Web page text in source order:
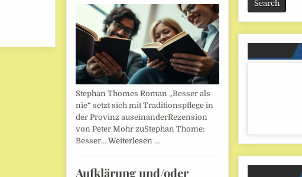
Stephan Thomes Roman „Besser als
nie“ setzt sich mit Traditionspflege in
der Provinz auseinanderRezension
von Peter Mohr zuStephan Thome:
Besser… Weiterlesen …
Aufklärung und/oder